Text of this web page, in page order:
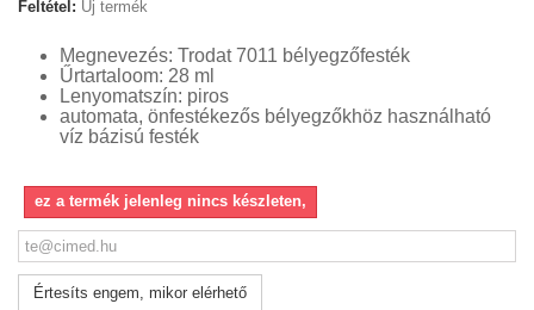
Feltétel: Új termék
Megnevezés: Trodat 7011 bélyegzőfesték
Űrtartaloom: 28 ml
Lenyomatszín: piros
automata, önfestékezős bélyegzőkhöz használható
víz bázisú festék
ez a termék jelenleg nincs készleten,
Értesíts engem, mikor elérhető